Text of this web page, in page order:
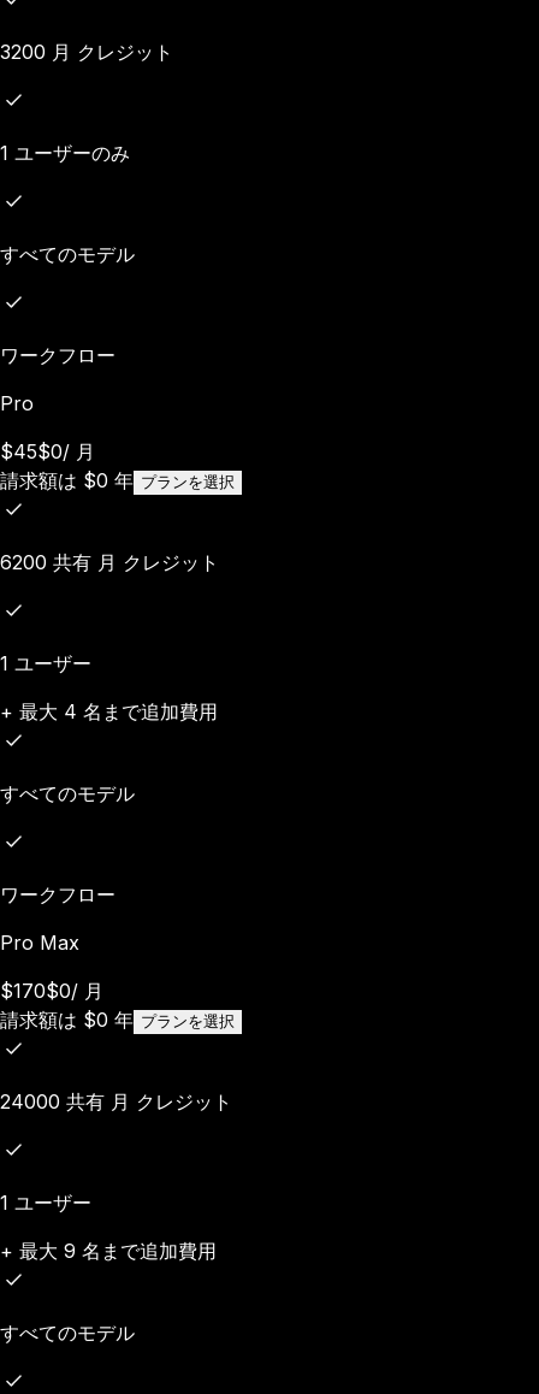
3200 月 クレジット
1 ユーザーのみ
すべてのモデル
ワークフロー
Pro
$45$0/ 月
請求額は $0 年 プランを選択
6200 共有 月 クレジット
1 ユーザー
+ 最大 4 名まで追加費用
すべてのモデル
ワークフロー
Pro Max
$170$0/ 月
請求額は $0 年 プランを選択
24000 共有 月 クレジット
1 ユーザー
+ 最大 9 名まで追加費用
すべてのモデル